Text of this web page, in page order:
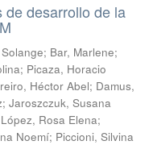
de desarrollo de la
Bar, Marlene;
Picaza, Horacio
Héctor Abel; Damus,
Jaroszczuk, Susana
Rosa Elena;
Noemí; Piccioni, Silvina